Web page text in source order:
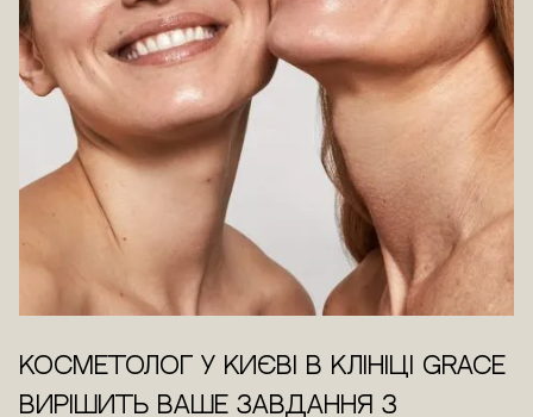
Косметолог у Києві в клініці Grace
вирішить ваше завдання з